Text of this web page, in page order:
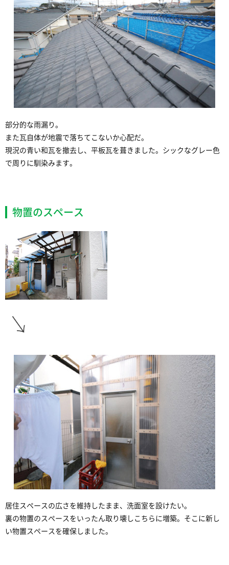
部分的な雨漏り。
また瓦自体が地震で落ちてこないか心配だ。
現況の青い和瓦を撤去し、平板瓦を葺きました。シックなグレー色
で周りに馴染みます。
物置のスペース
居住スペースの広さを維持したまま、洗面室を設けたい。
裏の物置のスペースをいったん取り壊しこちらに増築。そこに新し
い物置スペースを確保しました。